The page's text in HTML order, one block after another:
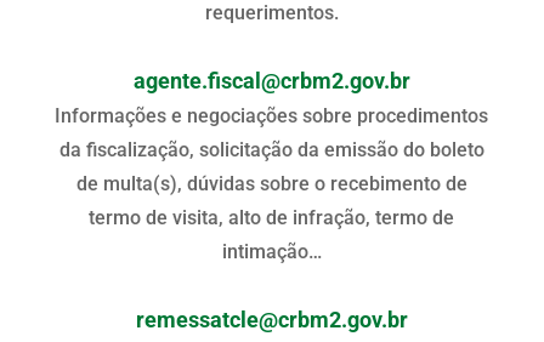
requerimentos.
agente.fiscal@crbm2.gov.br
Informações e negociações sobre procedimentos
da fiscalização, solicitação da emissão do boleto
de multa(s), dúvidas sobre o recebimento de
termo de visita, alto de infração, termo de
intimação…
remessatcle@crbm2.gov.br